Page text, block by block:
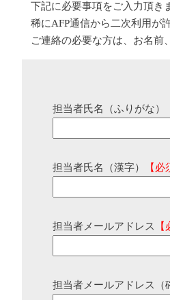
下記に必要事項をご入力頂き
稀にAFP通信から二次利用が
ご連絡の必要な方は、お名前
担当者氏名（ふりがな）
担当者氏名（漢字） 【必
担当者メールアドレス 【
担当者メールアドレス（